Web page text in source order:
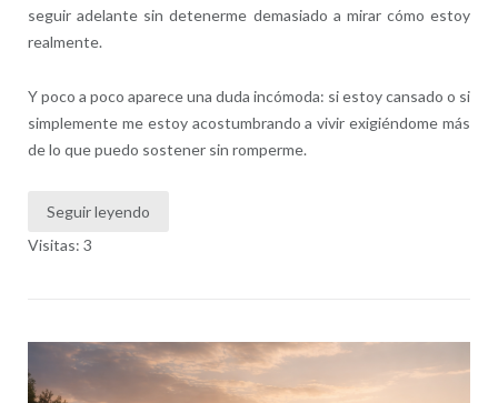
seguir adelante sin detenerme demasiado a mirar cómo estoy
realmente.
Y poco a poco aparece una duda incómoda: si estoy cansado o si
simplemente me estoy acostumbrando a vivir exigiéndome más
de lo que puedo sostener sin romperme.
Seguir leyendo
Visitas: 3